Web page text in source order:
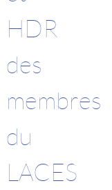
HDR
des
membres
du
LACES